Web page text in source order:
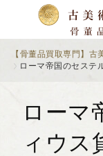
【骨董品買取専門】古
ローマ帝国のセステ
ローマ
ィウス